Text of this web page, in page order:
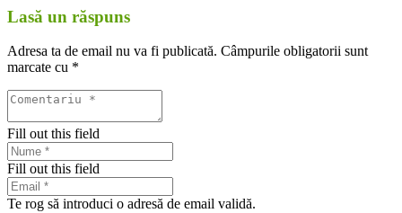
Lasă un răspuns
Adresa ta de email nu va fi publicată. Câmpurile obligatorii sunt
marcate cu *
Fill out this field
Fill out this field
Te rog să introduci o adresă de email validă.